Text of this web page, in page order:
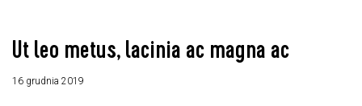
Ut leo metus, lacinia ac magna ac
16 grudnia 2019